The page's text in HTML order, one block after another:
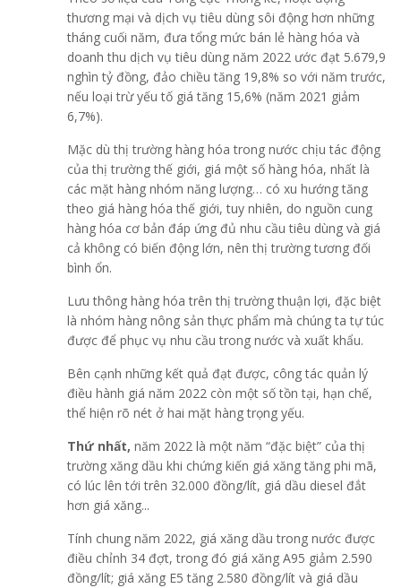
thương mại và dịch vụ tiêu dùng sôi động hơn những
tháng cuối năm, đưa tổng mức bán lẻ hàng hóa và
doanh thu dịch vụ tiêu dùng năm 2022 ước đạt 5.679,9
nghìn tỷ đồng, đảo chiều tăng 19,8% so với năm trước,
nếu loại trừ yếu tố giá tăng 15,6% (năm 2021 giảm
6,7%).
Mặc dù thị trường hàng hóa trong nước chịu tác động
của thị trường thế giới, giá một số hàng hóa, nhất là
các mặt hàng nhóm năng lượng… có xu hướng tăng
theo giá hàng hóa thế giới, tuy nhiên, do nguồn cung
hàng hóa cơ bản đáp ứng đủ nhu cầu tiêu dùng và giá
cả không có biến động lớn, nên thị trường tương đối
bình ổn.
Lưu thông hàng hóa trên thị trường thuận lợi, đặc biệt
là nhóm hàng nông sản thực phẩm mà chúng ta tự túc
được để phục vụ nhu cầu trong nước và xuất khẩu.
Bên cạnh những kết quả đạt được, công tác quản lý
điều hành giá năm 2022 còn một số tồn tại, hạn chế,
thể hiện rõ nét ở hai mặt hàng trọng yếu.
Thứ nhất, năm 2022 là một năm “đặc biệt” của thị
trường xăng dầu khi chứng kiến giá xăng tăng phi mã,
có lúc lên tới trên 32.000 đồng/lít, giá dầu diesel đắt
hơn giá xăng...
Tính chung năm 2022, giá xăng dầu trong nước được
điều chỉnh 34 đợt, trong đó giá xăng A95 giảm 2.590
đồng/lít; giá xăng E5 tăng 2.580 đồng/lít và giá dầu